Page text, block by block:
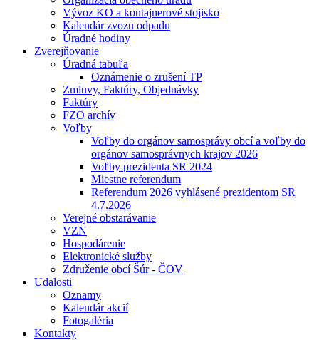
Vývoz KO a kontajnerové stojisko
Kalendár zvozu odpadu
Úradné hodiny
Zverejňovanie
Úradná tabuľa
Oznámenie o zrušení TP
Zmluvy, Faktúry, Objednávky
Faktúry
FZO archív
Voľby
Voľby do orgánov samosprávy obcí a voľby do
orgánov samosprávnych krajov 2026
Voľby prezidenta SR 2024
Miestne referendum
Referendum 2026 vyhlásené prezidentom SR
4.7.2026
Verejné obstarávanie
VZN
Hospodárenie
Elektronické služby
Združenie obcí Šúr - ČOV
Udalosti
Oznamy
Kalendár akcií
Fotogaléria
Kontakty